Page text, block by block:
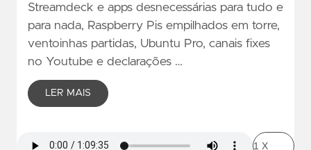
Streamdeck e apps desnecessárias para tudo e
para nada, Raspberry Pis empilhados em torre,
ventoinhas partidas, Ubuntu Pro, canais fixes
no Youtube e declarações …
LER MAIS